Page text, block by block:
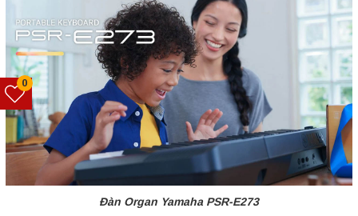
Đàn Organ Yamaha PSR-E273
0